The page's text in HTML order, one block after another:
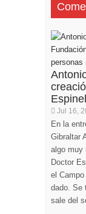
Jul 16,
En la
Gibraltar
algo muy
Doctor
el
dado. Se
sale del